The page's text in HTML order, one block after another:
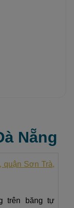
Nẵng
quận Sơn Trà,
trên băng tự